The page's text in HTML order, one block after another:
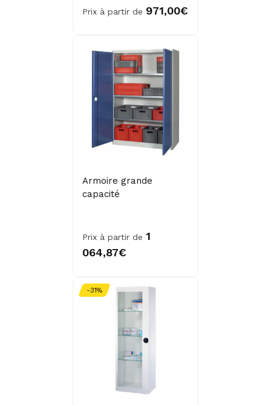
Prix à partir de 971,00€
Armoire grande
capacité
Prix à partir de 1
064,87€
-31%